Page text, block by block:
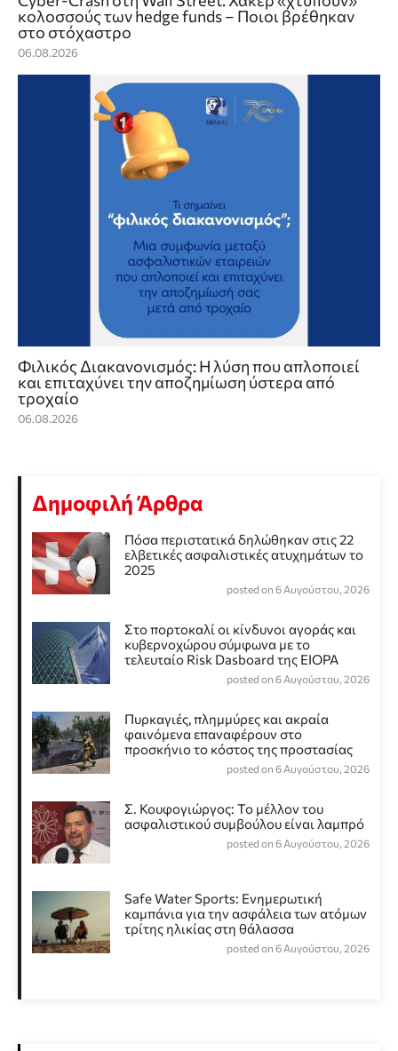
κολοσσούς των hedge funds – Ποιοι βρέθηκαν
στο στόχαστρο
06.08.2026
Φιλικός Διακανονισμός: Η λύση που απλοποιεί
και επιταχύνει την αποζημίωση ύστερα από
τροχαίο
06.08.2026
Δημοφιλή Άρθρα
Πόσα περιστατικά δηλώθηκαν στις 22
ελβετικές ασφαλιστικές ατυχημάτων το
2025
posted on 6 Αυγούστου, 2026
Στο πορτοκαλί οι κίνδυνοι αγοράς και
κυβερνοχώρου σύμφωνα με το
τελευταίο Risk Dasboard της EIOPA
posted on 6 Αυγούστου, 2026
Πυρκαγιές, πλημμύρες και ακραία
φαινόμενα επαναφέρουν στο
προσκήνιο το κόστος της προστασίας
posted on 6 Αυγούστου, 2026
Σ. Κουφογιώργος: To μέλλον του
ασφαλιστικού συμβούλου είναι λαμπρό
posted on 6 Αυγούστου, 2026
Safe Water Sports: Eνημερωτική
καμπάνια για την ασφάλεια των ατόμων
τρίτης ηλικίας στη θάλασσα
posted on 6 Αυγούστου, 2026